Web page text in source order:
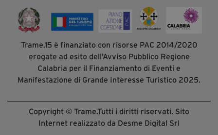
Trame.15 è finanziato con risorse PAC 2014/2020
erogate ad esito dell'Avviso Pubblico Regione
Calabria per il Finanziamento di Eventi e
Manifestazione di Grande Interesse Turistico 2025.
Copyright © Trame.Tutti i diritti riservati. Sito
Internet realizzato da Desme Digital Srl